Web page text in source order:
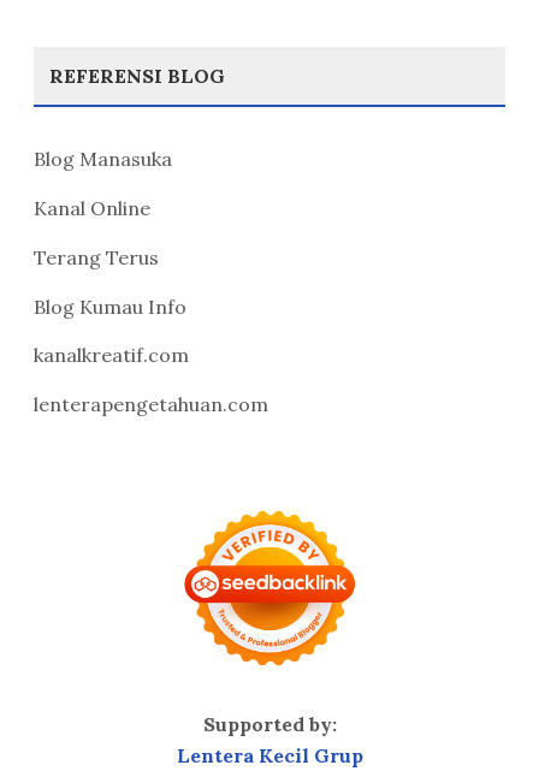
REFERENSI BLOG
Blog Manasuka
Kanal Online
Terang Terus
Blog Kumau Info
kanalkreatif.com
lenterapengetahuan.com
Supported by:
Lentera Kecil Grup